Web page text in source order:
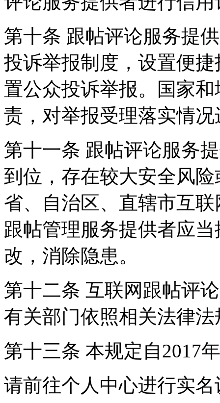
第十条 跟帖评论服务提
投诉举报制度，设置便
置公众投诉举报。国家
责，对举报受理落实情
第十一条 跟帖评论服务
到位，存在较大安全风
省、自治区、直辖市互
跟帖管理服务提供者应
改，消除隐患。
第十二条 互联网跟帖评
有关部门依照相关法律
第十三条 本规定自2017
请前往个人中心进行实名